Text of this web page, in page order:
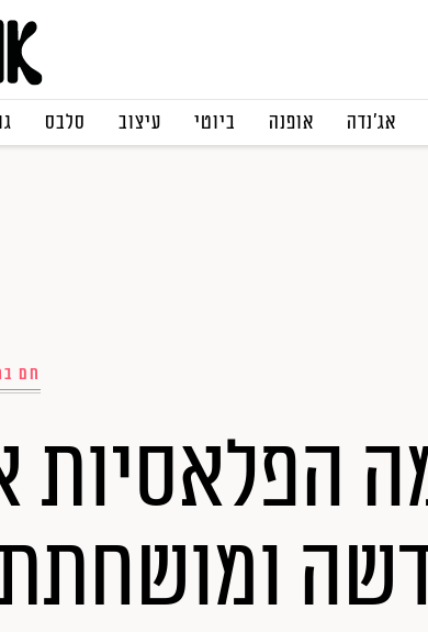
אג׳נדה אופנה ביוטי עיצוב סלבס
חם
הפלאסיות